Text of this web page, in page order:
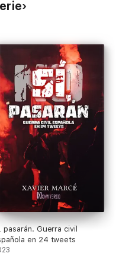
pasarán. Guerra civil
en 24 tweets